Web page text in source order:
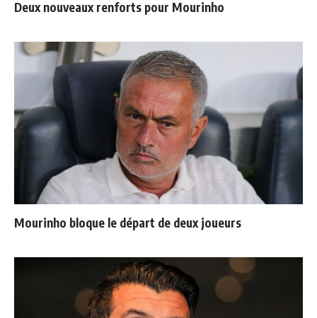
Deux nouveaux renforts pour Mourinho
Mourinho bloque le départ de deux joueurs